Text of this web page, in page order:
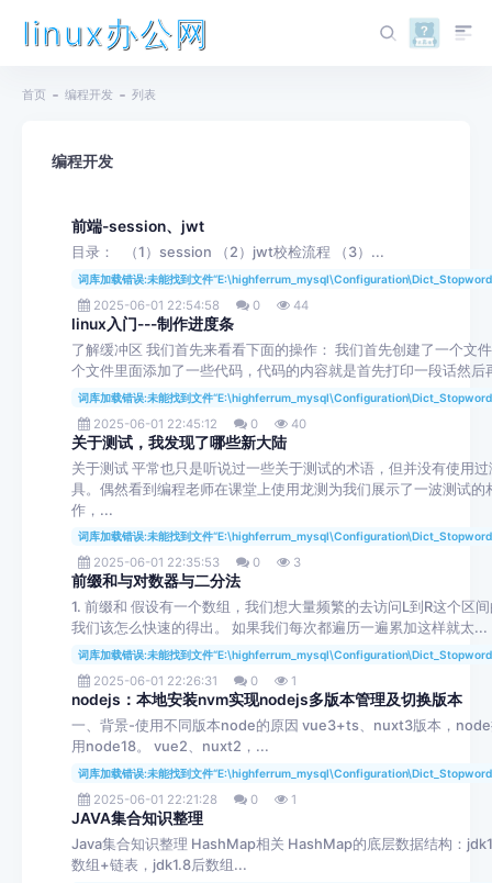
linux办公网
首页 编程开发 列表
编程开发
前端-session、jwt
目录： （1）session （2）jwt校检流程 （3）...
词库加载错误:未能找到文件
2025-06-01 22:54:58 0 44
linux入门---制作进度条
了解缓冲区 我们首先来看看下面的操作： 我们首先创建了一个文
个文件里面添加了一些代码，代码的内容就是首先打印一段话然后
词库加载错误:未能找到文件
2025-06-01 22:45:12 0 40
关于测试，我发现了哪些新大陆
关于测试 平常也只是听说过一些关于测试的术语，但并没有使用
具。偶然看到编程老师在课堂上使用龙测为我们展示了一波测试的
作，...
词库加载错误:未能找到文件
2025-06-01 22:35:53 0 3
前缀和与对数器与二分法
1. 前缀和 假设有一个数组，我们想大量频繁的去访问L到R这个区
我们该怎么快速的得出。 如果我们每次都遍历一遍累加这样就太...
词库加载错误:未能找到文件
2025-06-01 22:26:31 0 1
nodejs：本地安装nvm实现nodejs多版本管理及切换版本
一、背景-使用不同版本node的原因 vue3+ts、nuxt3版本，
用node18。 vue2、nuxt2，...
词库加载错误:未能找到文件
2025-06-01 22:21:28 0 1
JAVA集合知识整理
Java集合知识整理 HashMap相关 HashMap的底层数据结构：
数组+链表，jdk1.8后数组...